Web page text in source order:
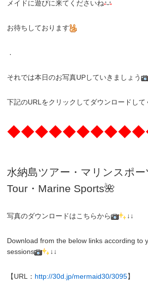
メイドに遊びに来てくださいね
お待ちしております
．
それでは本日のお写真UPしていきましょう
下記のURLをクリックしてダウンロードして
水納島ツアー・マリンスポ
Tour・Marine Sports🌺
写真のダウンロードはこちらから ↓↓
Download from the below links according to
sessions
↓↓
【URL： http://30d.jp/mermaid30/3095】